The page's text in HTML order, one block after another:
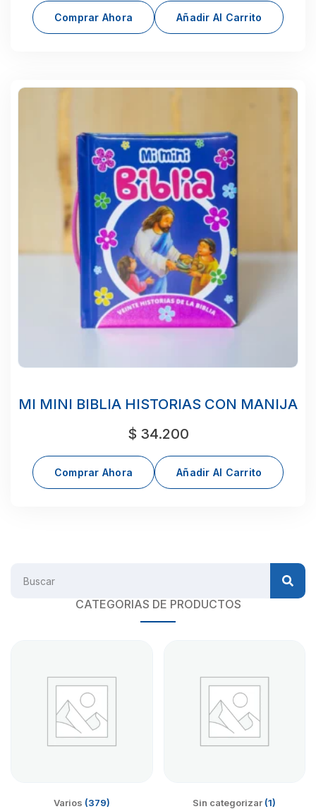
Comprar Ahora Añadir Al Carrito
MI MINI BIBLIA HISTORIAS CON MANIJA
$ 34.200
Comprar Ahora Añadir Al Carrito
CATEGORIAS DE PRODUCTOS
Varios (379) Sin categorizar (1)